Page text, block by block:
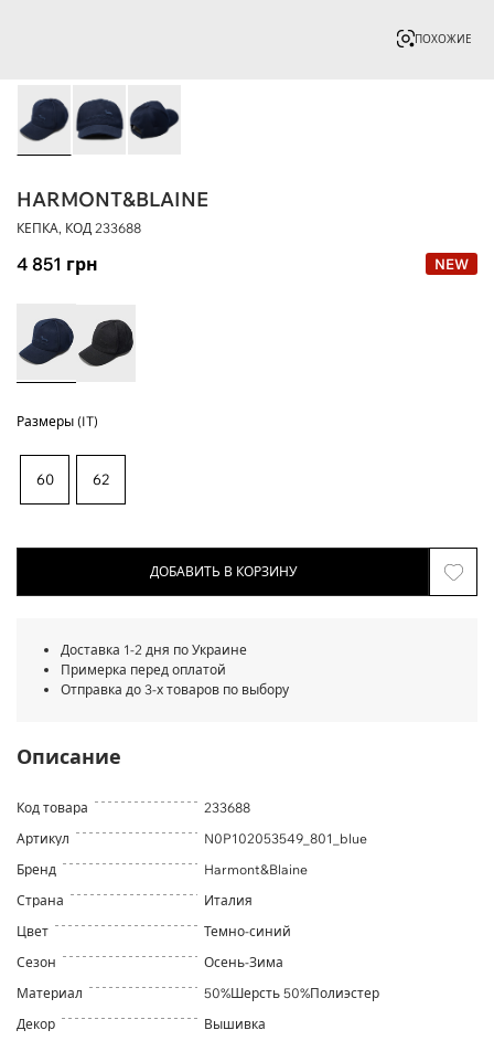
ПОХОЖИЕ
HARMONT&BLAINE
КЕПКА, КОД 233688
4 851 грн NEW
Размеры (IT)
60 62
ДОБАВИТЬ В КОРЗИНУ
Доставка 1-2 дня по Украине
Примерка перед оплатой
Отправка до 3-х товаров по выбору
Описание
Код товара
233688
Артикул
N0P102053549_801_blue
Бренд
Harmont&Blaine
Страна
Италия
Цвет
Темно-синий
Сезон
Осень-Зима
Материал
50%Шерсть 50%Полиэстер
Декор
Вышивка